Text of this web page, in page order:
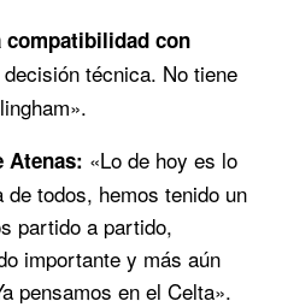
compatibilidad con
técnica. No tiene
Atenas: «Lo de hoy es lo
todos, hemos tenido un
partido a partido,
importante y más aún
pensamos en el Celta».